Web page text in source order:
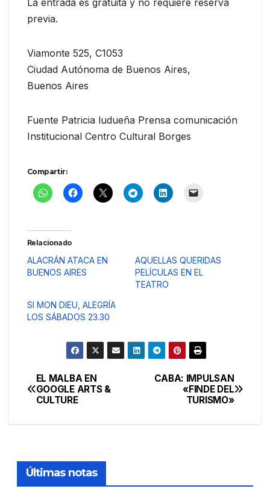
previa.
Viamonte 525, C1053
Ciudad Autónoma de Buenos Aires,
Buenos Aires
Fuente Patricia ludueña Prensa comunicación
Institucional Centro Cultural Borges
Compartir:
Relacionado
ALACRÁN ATACA EN
BUENOS AIRES
AQUELLAS QUERIDAS
PELÍCULAS EN EL
TEATRO
SI MON DIEU, ALEGRÍA
LOS SÁBADOS 23.30
Navegación
de
CABA: IMPULSAN
«FINDE DEL
TURISMO»
EL MALBA EN
GOOGLE ARTS &
CULTURE
Últimas notas